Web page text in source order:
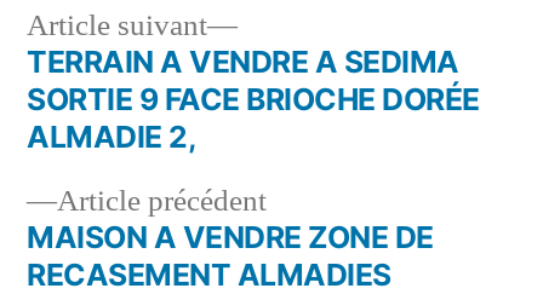
Navigation
de
l’article
Article précédentArticle
précédent :
MAISON A VENDRE ZONE DE
RECASEMENT ALMADIES
Article suivant
Article
suivant :
TERRAIN A VENDRE A SEDIMA
SORTIE 9 FACE BRIOCHE DORÉE
ALMADIE 2,